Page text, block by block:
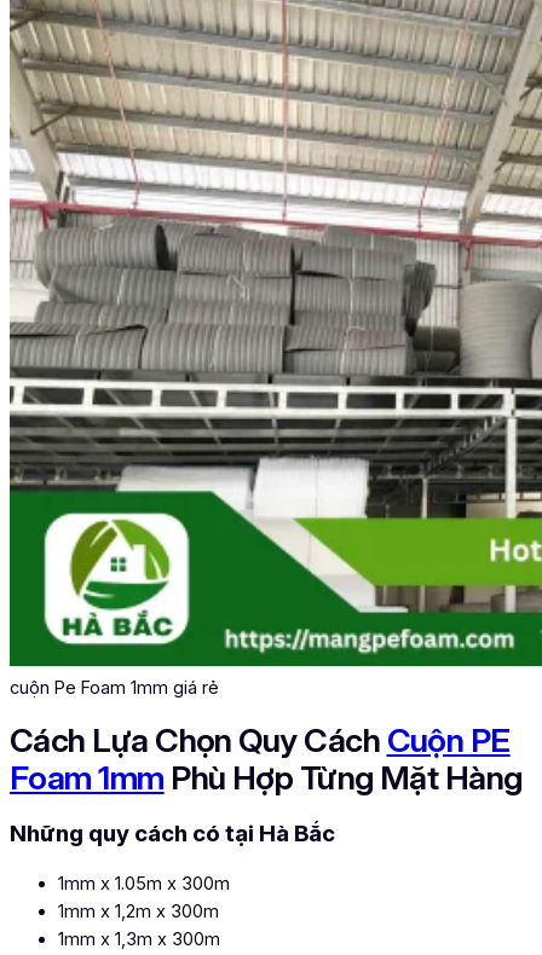
cuộn Pe Foam 1mm giá rẻ
Cách Lựa Chọn Quy Cách Cuộn PE
Foam 1mm Phù Hợp Từng Mặt Hàng
Những quy cách có tại Hà Bắc
1mm x 1.05m x 300m
1mm x 1,2m x 300m
1mm x 1,3m x 300m